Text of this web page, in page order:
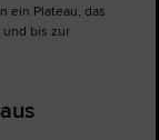
ein Plateau, das
und bis zur